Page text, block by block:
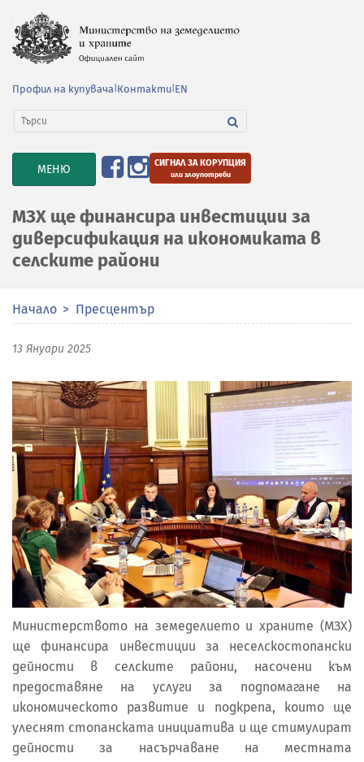
Профил на купувача Контакти EN
TOGGLE
NAVIGATION
МЕНЮ СИГНАЛ ЗА КОРУПЦИЯ
или злоупотреби
МЗХ ще финансира инвестиции за
диверсификация на икономиката в
селските райони
Начало Пресцентър
13 Януари 2025
Министерството на земеделието и храните (МЗХ)
ще финансира инвестиции за неселскостопански
дейности в селските райони, насочени към
предоставяне на услуги за подпомагане на
икономическото развитие и подкрепа, които ще
улеснят стопанската инициатива и ще стимулират
дейности за насърчаване на местната